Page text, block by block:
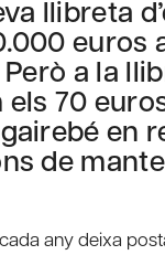
llibreta
euros
a la
70
en
de
any deixa